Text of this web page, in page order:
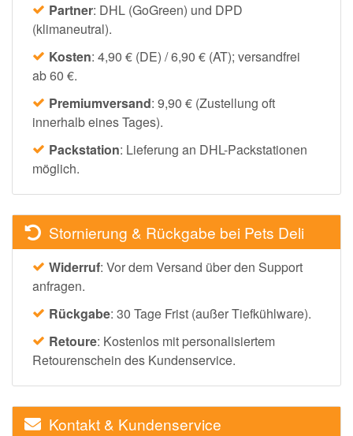
Partner: DHL (GoGreen) und DPD
(klimaneutral).
Kosten: 4,90 € (DE) / 6,90 € (AT); versandfrei
ab 60 €.
Premiumversand: 9,90 € (Zustellung oft
innerhalb eines Tages).
Packstation: Lieferung an DHL-Packstationen
möglich.
Stornierung & Rückgabe bei Pets Deli
Widerruf: Vor dem Versand über den Support
anfragen.
Rückgabe: 30 Tage Frist (außer Tiefkühlware).
Retoure: Kostenlos mit personalisiertem
Retourenschein des Kundenservice.
Kontakt & Kundenservice